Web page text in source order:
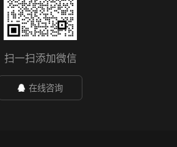
扫一扫添加微信
在线咨询